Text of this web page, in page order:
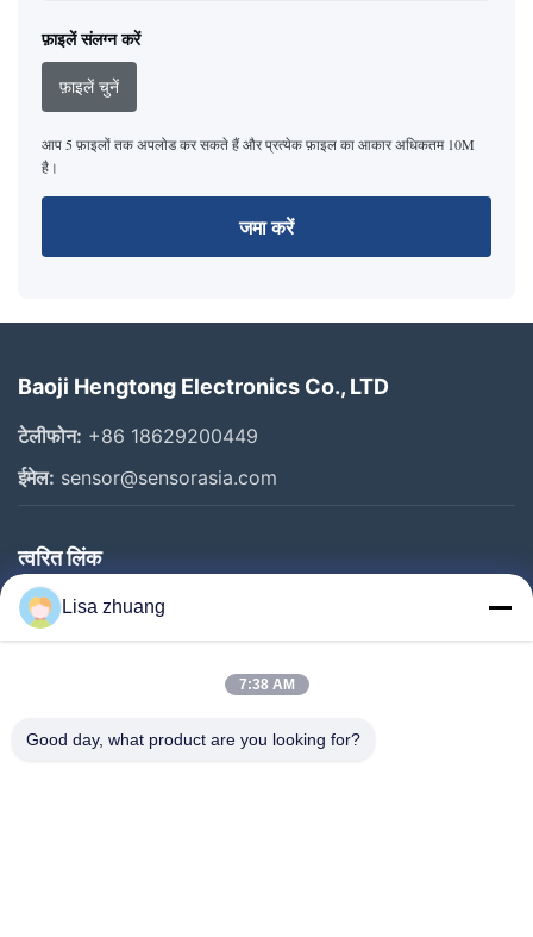
फ़ाइलें संलग्न करें
फ़ाइलें चुनें
आप 5 फ़ाइलों तक अपलोड कर सकते हैं और प्रत्येक फ़ाइल का आकार अधिकतम 10M
है।
जमा करें
Baoji Hengtong Electronics Co., LTD
टेलीफोन: +86 18629200449
ईमेल: sensor@sensorasia.com
त्वरित लिंक
घर
उत्पादों
हमारे बारे में
Lisa zhuang
7:38 AM
Good day, what product are you looking for?